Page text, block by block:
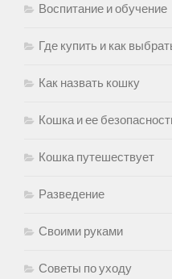
Воспитание и обучение
Где купить и как
Как назвать кошку
Кошка и ее
Кошка путешествует
Разведение
Своими руками
Советы по уходу